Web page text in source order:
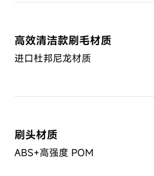
高效清洁款刷毛材质
进口杜邦尼龙材质
刷头材质
ABS+高强度 POM